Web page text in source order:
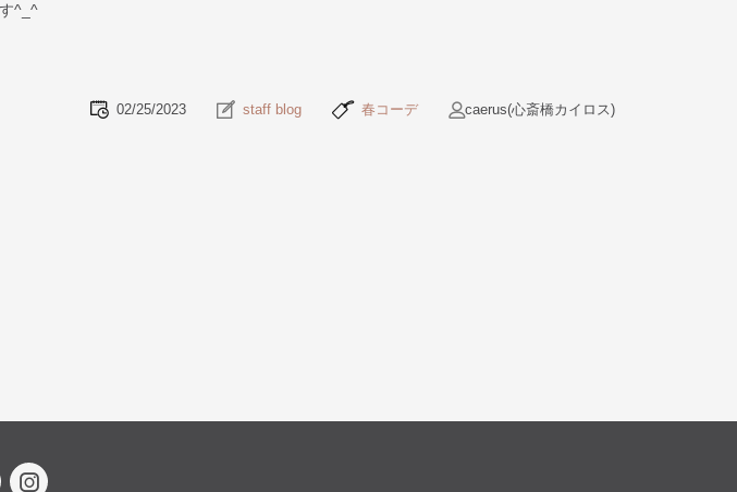
^_^
02/25/2023 staff blog 春コーデ caerus(心斎橋カイロス)